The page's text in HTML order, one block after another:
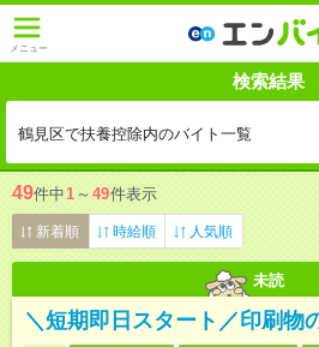
メニュー
検索結果
鶴見区で扶養控除内のバイト一覧
49件中1 ～ 49件表示
新着順 時給順 人気順
未読
＼短期即日スタート／印刷物